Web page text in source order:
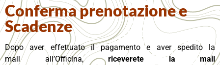
Conferma prenotazione e
Scadenze
Dopo aver effettuato il pagamento e aver spedito la
mail all’Officina, riceverete la mail